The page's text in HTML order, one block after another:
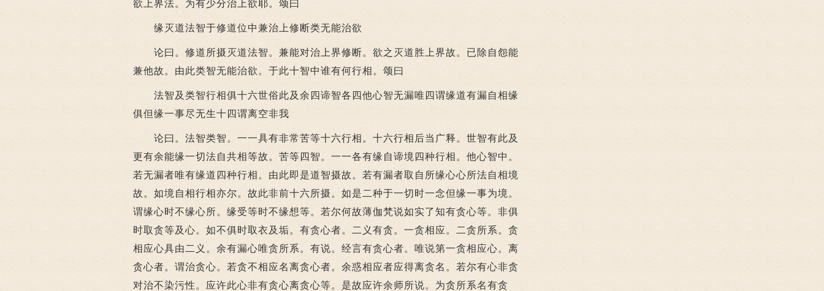
欲上界法。为有少分治上欲耶。颂曰
缘灭道法智于修道位中兼治上修断类无能治欲
论曰。修道所摄灭道法智。兼能对治上界修断。欲之灭道胜上界故。已除自怨能
兼他故。由此类智无能治欲。于此十智中谁有何行相。颂曰
法智及类智行相俱十六世俗此及余四谛智各四他心智无漏唯四谓缘道有漏自相缘
俱但缘一事尽无生十四谓离空非我
论曰。法智类智。一一具有非常苦等十六行相。十六行相后当广释。世智有此及
更有余能缘一切法自共相等故。苦等四智。一一各有缘自谛境四种行相。他心智中。
若无漏者唯有缘道四种行相。由此即是道智摄故。若有漏者取自所缘心心所法自相境
故。如境自相行相亦尔。故此非前十六所摄。如是二种于一切时一念但缘一事为境。
谓缘心时不缘心所。缘受等时不缘想等。若尔何故薄伽梵说如实了知有贪心等。非俱
时取贪等及心。如不俱时取衣及垢。有贪心者。二义有贪。一贪相应。二贪所系。贪
相应心具由二义。余有漏心唯贪所系。有说。经言有贪心者。唯说第一贪相应心。离
贪心者。谓治贪心。若贪不相应名离贪心者。余惑相应者应得离贪名。若尔有心非贪
对治不染污性。应许此心非有贪心离贪心等。是故应许余师所说。为贪所系名有贪